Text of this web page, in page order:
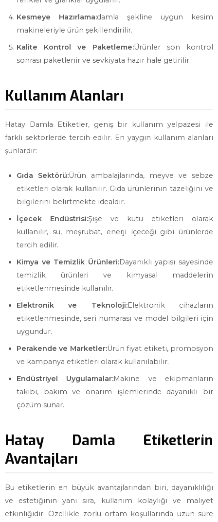
Kesmeye Hazırlama:damla şekline uygun kesim
makineleriyle ürün şekillendirilir.
Kalite Kontrol ve Paketleme:Ürünler son kontrol
sonrası paketlenir ve sevkiyata hazır hale getirilir.
Kullanım Alanları
Hatay Damla Etiketler, geniş bir kullanım yelpazesi ile
farklı sektörlerde tercih edilir. En yaygın kullanım alanları
şunlardır:
Gıda Sektörü:Ürün ambalajlarında, meyve ve sebze
etiketleri olarak kullanılır. Gıda ürünlerinin tazeliğini ve
bilgilerini belirtmekte idealdir.
İçecek Endüstrisi:Şişe ve kutu etiketleri olarak
kullanılır, su, meşrubat, enerji içeceği gibi ürünlerde
tercih edilir.
Kimya ve Temizlik Ürünleri:Dayanıklı yapısı sayesinde
temizlik ürünleri ve kimyasal maddelerin
etiketlenmesinde kullanılır.
Elektronik ve Teknoloji:Elektronik cihazların
etiketlenmesinde, seri numarası ve model bilgileri için
uygundur.
Perakende ve Marketler:Ürün fiyat etiketi, promosyon
ve kampanya etiketleri olarak kullanılabilir.
Endüstriyel Uygulamalar:Makine ve ekipmanların
takibi, bakım ve onarım işlemlerinde dayanıklı bir
çözüm sunar.
Hatay Damla Etiketlerin
Avantajları
Bu etiketlerin en büyük avantajlarından biri, dayanıklılığı
ve estetiğinin yanı sıra, kullanım kolaylığı ve maliyet
etkinliğidir. Özellikle zorlu ortam koşullarında uzun süre